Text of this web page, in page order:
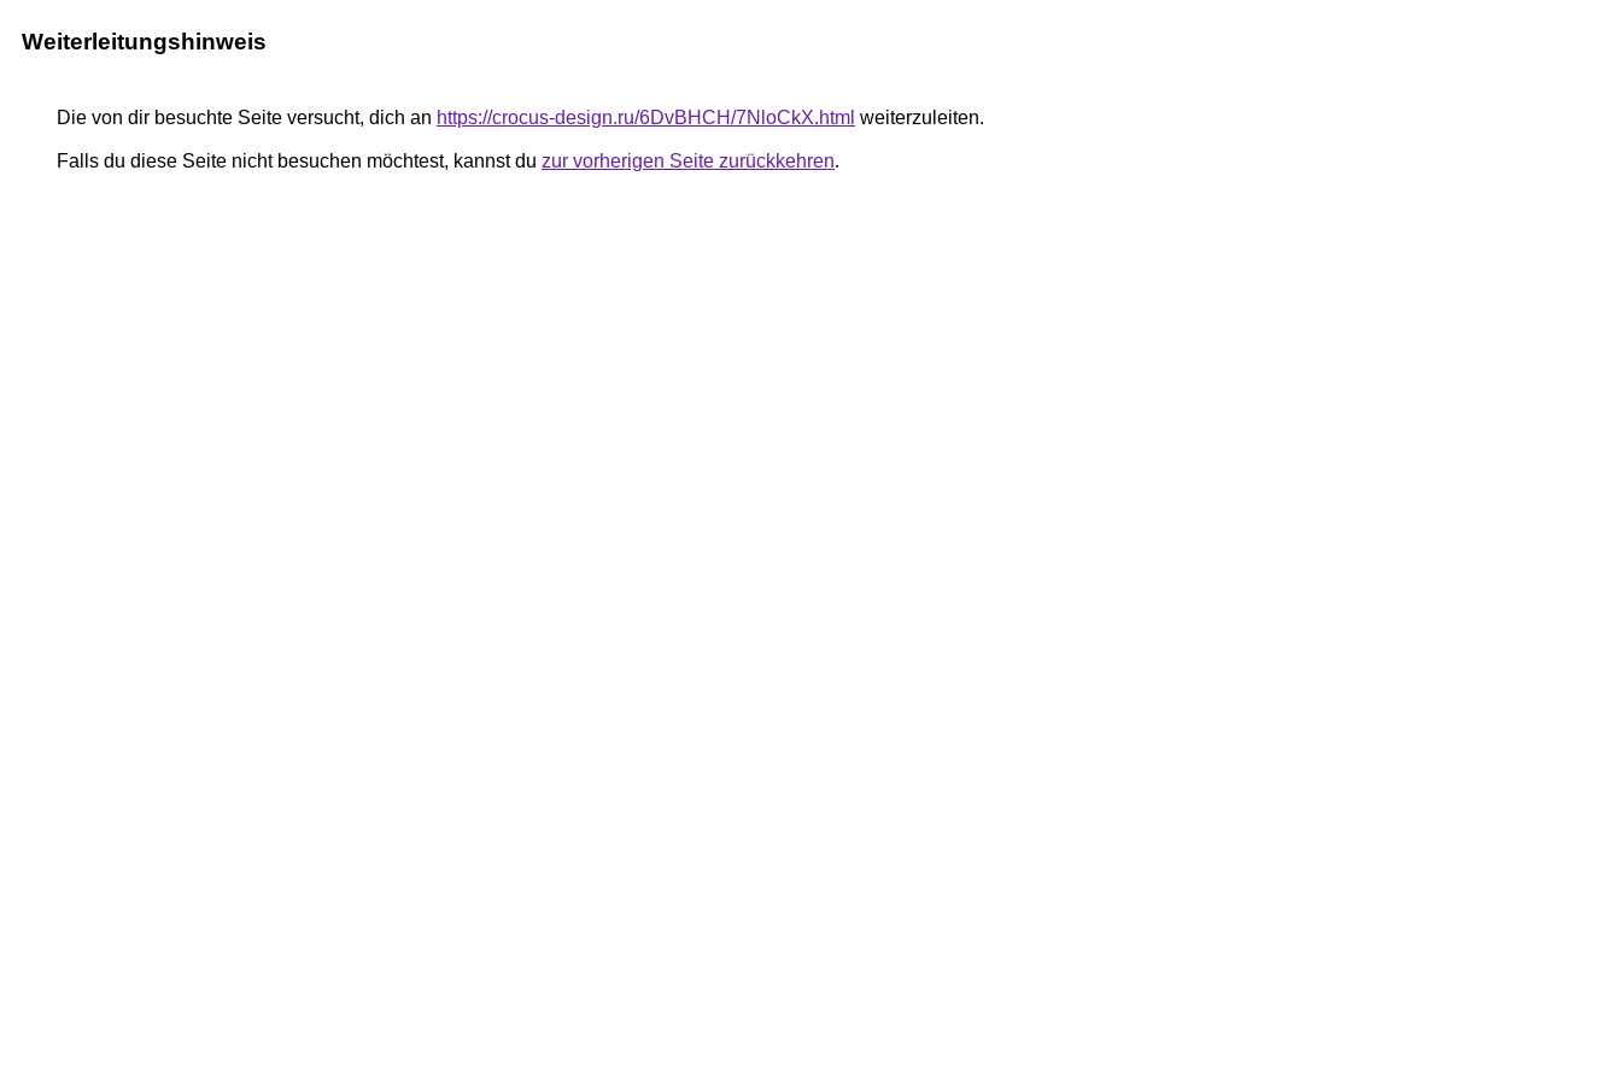
Weiterleitungshinweis
Die von dir besuchte Seite versucht, dich an https://crocus-design.ru/6DvBHCH/7NloCkX.html weiterzuleiten.
Falls du diese Seite nicht besuchen möchtest, kannst du zur vorherigen Seite zurückkehren.